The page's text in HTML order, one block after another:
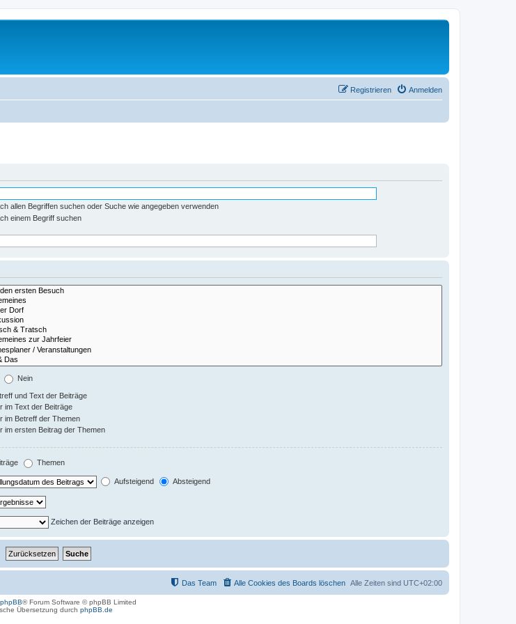
Anmelden
Registrieren
allen Begriffen suchen oder Suche wie angegeben verwenden
einem Begriff suchen
Nein
und Text der Beiträge
im Text der Beiträge
im Betreff der Themen
im ersten Beitrag der Themen
Themen
Aufsteigend Absteigend
Zeichen der Beiträge anzeigen
Alle Zeiten sind UTC+02:00
Alle Cookies des Boards löschen
Das Team
phpBB® Forum Software © phpBB Limited
Übersetzung durch phpBB.de